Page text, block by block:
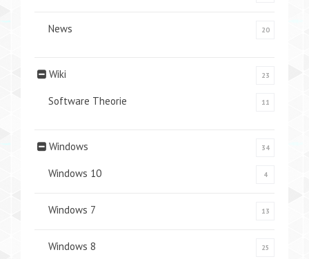
News 20
Wiki 23
Software Theorie 11
Windows 34
Windows 10 4
Windows 7 13
Windows 8 25